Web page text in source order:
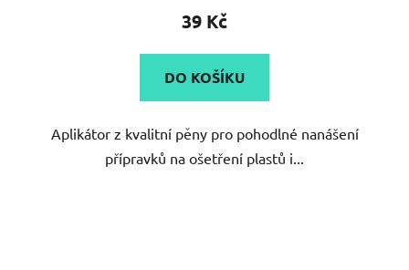
produktu
5,0
z
hvězdiček.
39 Kč
DO KOŠÍKU
Aplikátor z kvalitní pěny pro pohodlné nanášení
přípravků na ošetření plastů i...